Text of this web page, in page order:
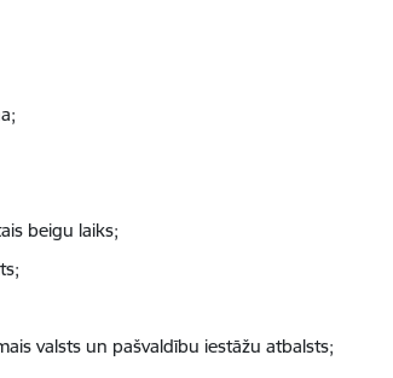
beigu laiks;
valsts un pašvaldību iestāžu atbalsts;